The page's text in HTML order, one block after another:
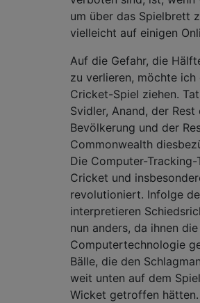
um über das Spielbrett
vielleicht auf einigen
Auf die Gefahr, die
zu verlieren, möchte ich
Cricket-Spiel ziehen.
Svidler, Anand, der Rest
Bevölkerung und der
Commonwealth
Die Computer-
Cricket und
revolutioniert. Infolge
interpretieren
nun anders, da ihnen die
Computertechnologie
Bälle, die den
weit unten auf dem
Wicket getroffen